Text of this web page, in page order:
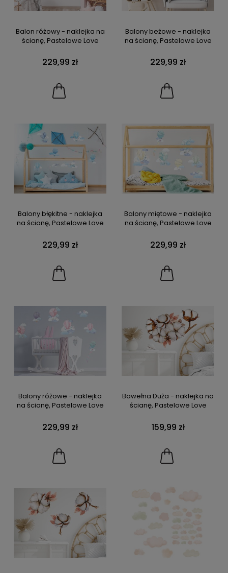
Balon różowy - naklejka na
ścianę, Pastelowe Love
229,99 zł
Balony beżowe - naklejka
na ścianę, Pastelowe Love
229,99 zł
Balony błękitne - naklejka
na ścianę, Pastelowe Love
229,99 zł
Balony miętowe - naklejka
na ścianę, Pastelowe Love
229,99 zł
Balony różowe - naklejka
na ścianę, Pastelowe Love
229,99 zł
Bawełna Duża - naklejka na
ścianę, Pastelowe Love
159,99 zł